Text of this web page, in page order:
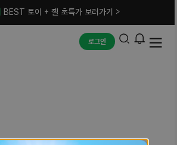
BEST 토이 + 젤 초특가 보러가기 >
로그인